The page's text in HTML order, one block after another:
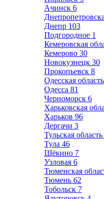
Ачинск 6
Днепр 103
Подгородное 1
Кемеровская
Кемерово 30
Новокузнецк 30
Прокопьевск 8
Одесская область
Одесса 81
Черноморск 6
Харьковская
Харьков 96
Дергачи 3
Тульская область
Тула 46
Щёкино 7
Узловая 6
Тюменская
Тюмень 62
Тобольск 7